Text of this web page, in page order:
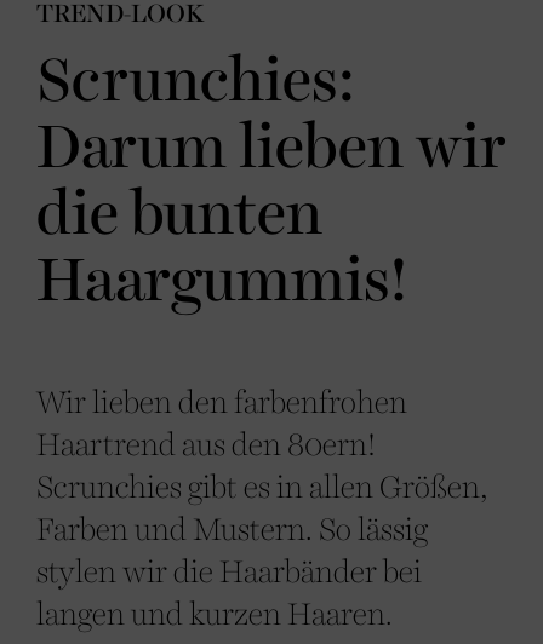
TREND-LOOK
Scrunchies:
Darum lieben wir
die bunten
Haargummis!
Wir lieben den farbenfrohen
Haartrend aus den 80ern!
Scrunchies gibt es in allen Größen,
Farben und Mustern. So lässig
stylen wir die Haarbänder bei
langen und kurzen Haaren.